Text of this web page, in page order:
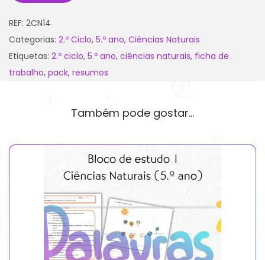
REF: 2CN14
Categorias: 2.º Ciclo, 5.º ano, Ciências Naturais
Etiquetas: 2.º ciclo, 5.º ano, ciências naturais, ficha de
trabalho, pack, resumos
Também pode gostar…